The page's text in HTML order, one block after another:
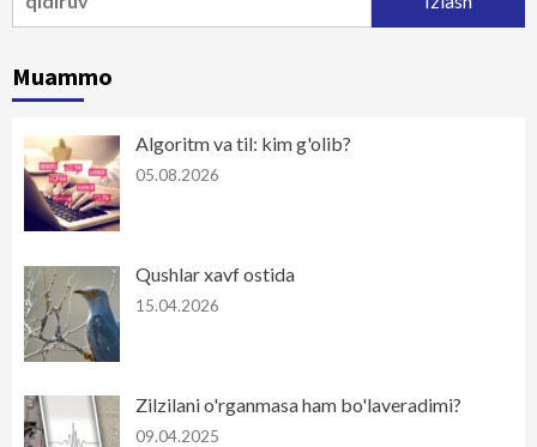
Muammo
Algoritm va til: kim g'olib?
05.08.2026
Qushlar xavf ostida
15.04.2026
Zilzilani o'rganmasa ham bo'laveradimi?
09.04.2025